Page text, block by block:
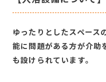
ゆったりとしたスペース
能に問題がある方が介助
も設けられています。